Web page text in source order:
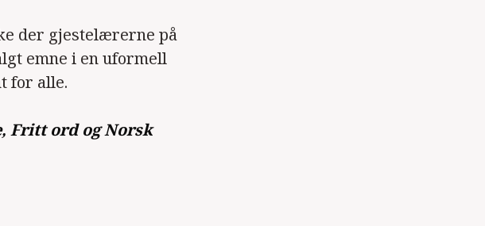
der gjestelærerne på
emne i en uformell
for alle.
Fritt ord og Norsk